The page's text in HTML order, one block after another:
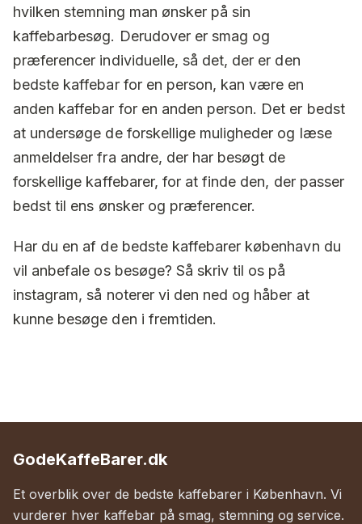
hvilken stemning man ønsker på sin
kaffebarbesøg. Derudover er smag og
præferencer individuelle, så det, der er den
bedste kaffebar for en person, kan være en
anden kaffebar for en anden person. Det er bedst
at undersøge de forskellige muligheder og læse
anmeldelser fra andre, der har besøgt de
forskellige kaffebarer, for at finde den, der passer
bedst til ens ønsker og præferencer.
Har du en af de bedste kaffebarer københavn du
vil anbefale os besøge? Så skriv til os på
instagram, så noterer vi den ned og håber at
kunne besøge den i fremtiden.
GodeKaffeBarer.dk
Et overblik over de bedste kaffebarer i København. Vi
vurderer hver kaffebar på smag, stemning og service.